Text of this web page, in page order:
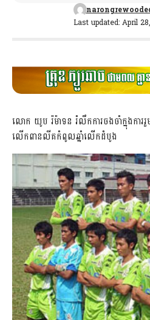
Last updated: April
លោក យូប រ៉ម៉ាទន រំលឹកការចងចាំក្នុងកា
លើកពានលីគកំពូលឆ្នាំលើកដំបូង